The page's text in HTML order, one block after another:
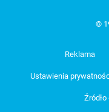
©
Reklama
Ustawienia